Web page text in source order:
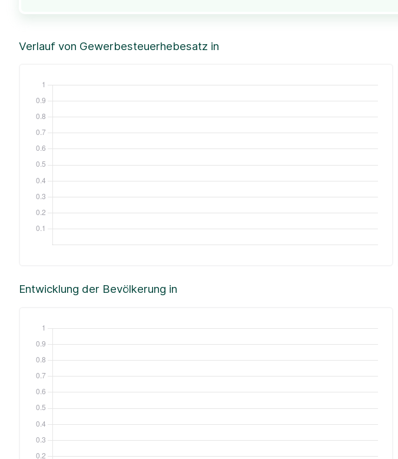
Verlauf von Gewerbesteuerhebesatz in
Entwicklung der Bevölkerung in